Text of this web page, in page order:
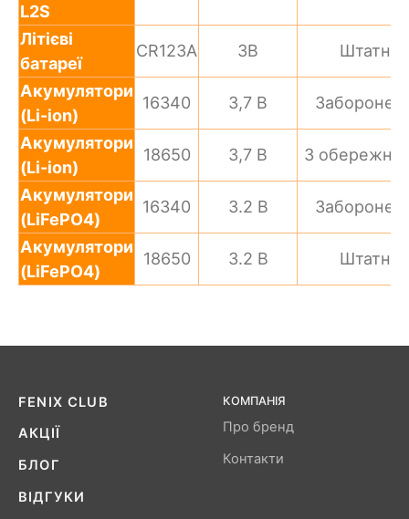
L2S
Літієві
батареї
CR123A 3В Штатно
Акумулятори
(Li-ion)
16340 3,7 В
Акумулятори
(Li-ion)
18650 3,7 В З
Акумулятори
(LiFePO4)
16340 3.2 В
Акумулятори
(LiFePO4)
18650 3.2 В Штатно
FENIX ​​CLUB
АКЦІЇ
БЛОГ
ВІДГУКИ
КОМПАНІЯ
Про бренд
Контакти